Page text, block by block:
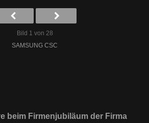
Bild 1 von 28
SAMSUNG CSC
beim Firmenjubiläum der Firma